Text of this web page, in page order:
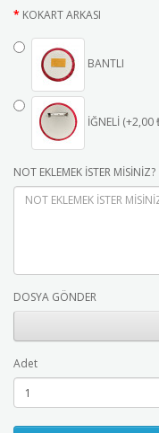
KOKART ARKASI
BANTLI
İĞNELİ (+2,00
NOT EKLEMEK İSTER MİSİNİZ?
DOSYA GÖNDER
Adet